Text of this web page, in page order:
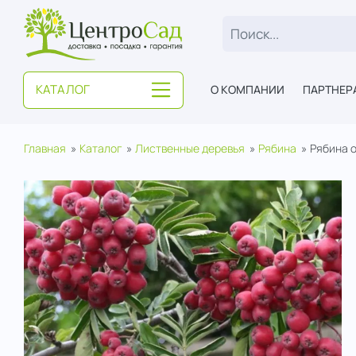
ЦентроСад
КАТАЛОГ О КОМПАНИИ
Главная Каталог Лиственные деревья Рябина Рябина